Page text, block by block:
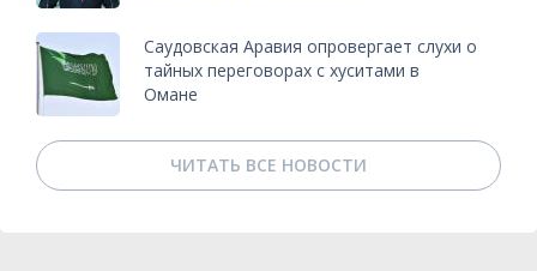
Саудовская Аравия опровергает слухи о
тайных переговорах с хуситами в
Омане
ЧИТАТЬ ВСЕ НОВОСТИ